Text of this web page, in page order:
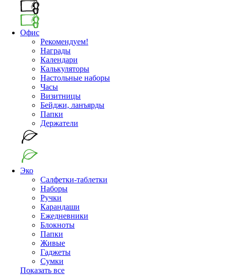
Офис
Рекомендуем!
Награды
Календари
Калькуляторы
Настольные наборы
Часы
Визитницы
Бейджи, ланъярды
Папки
Держатели
Эко
Салфетки-таблетки
Наборы
Ручки
Карандаши
Ежедневники
Блокноты
Папки
Живые
Гаджеты
Сумки
Показать все